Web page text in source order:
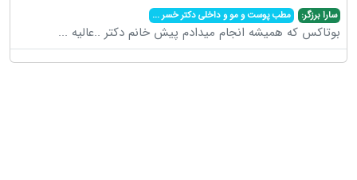
سارا برزگر: مطب پوست و مو و داخلی دکتر خسر...
بوتاکس که همیشه انجام میدادم پیش خانم دکتر ..عالیه ...